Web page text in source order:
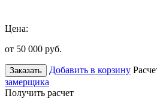
Цена:
от 50 000 руб.
Заказать Добавить в корзину
замерщика
Получить расчет